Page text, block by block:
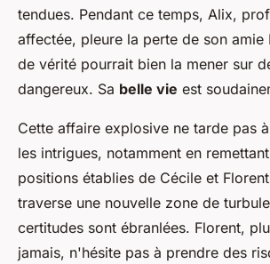
tendues. Pendant ce temps, Alix,
affectée, pleure la perte de son amie
de vérité pourrait bien la mener sur
dangereux. Sa belle vie est
Cette affaire explosive ne tarde pas
les intrigues, notamment en
positions établies de Cécile et
traverse une nouvelle zone de
certitudes sont ébranlées. Florent,
jamais, n'hésite pas à prendre des